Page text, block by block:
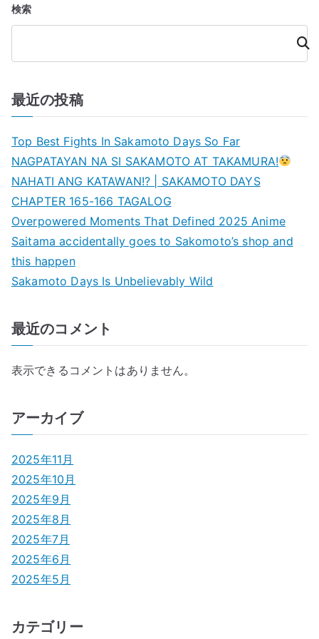
検索
検
索
最近の投稿
Top Best Fights In Sakamoto Days So Far
NAGPATAYAN NA SI SAKAMOTO AT TAKAMURA!
NAHATI ANG KATAWAN!? | SAKAMOTO DAYS
CHAPTER 165-166 TAGALOG
Overpowered Moments That Defined 2025 Anime
Saitama accidentally goes to Sakomoto’s shop and
this happen
Sakamoto Days Is Unbelievably Wild
最近のコメント
表示できるコメントはありません。
アーカイブ
2025年11月
2025年10月
2025年9月
2025年8月
2025年7月
2025年6月
2025年5月
カテゴリー